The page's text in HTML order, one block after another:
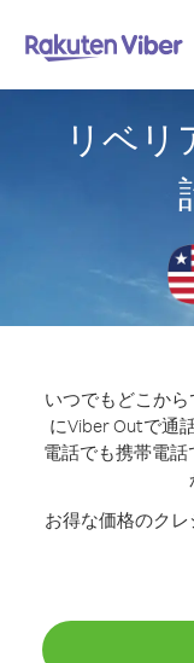
リベリ
いつでもどこか
にViber Outで通
電話でも携帯電話
お得な価格のク